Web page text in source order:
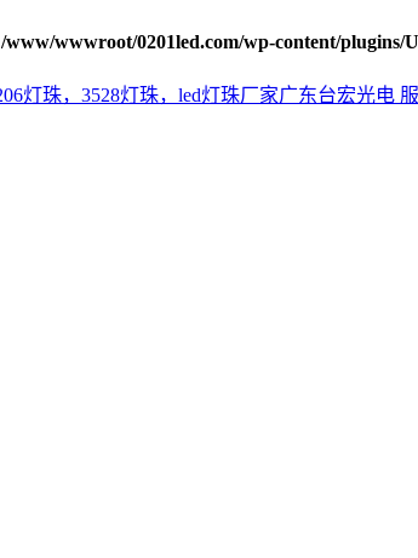
/www/wwwroot/0201led.com/wp-content/